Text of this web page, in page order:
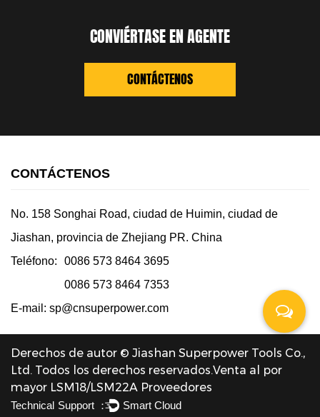
CONVIÉRTASE EN AGENTE
CONTÁCTENOS
CONTÁCTENOS
No. 158 Songhai Road, ciudad de Huimin, ciudad de
Jiashan, provincia de Zhejiang PR. China
Teléfono:
0086 573 8464 3695
0086 573 8464 7353
E-mail: sp@cnsuperpower.com
Derechos de autor © Jiashan Superpower Tools Co.,
Ltd. Todos los derechos reservados.Venta al por
mayor LSM18/LSM22A Proveedores
Technical Support ： Smart Cloud